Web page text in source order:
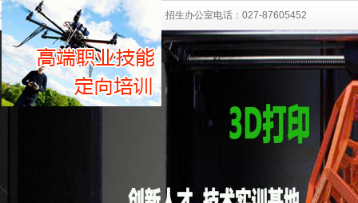
欢迎访问湖北中部职业培训学校网站！ 招生办公室电话：027-87605452